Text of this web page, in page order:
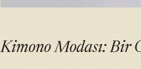
Kimono Modası: Bir